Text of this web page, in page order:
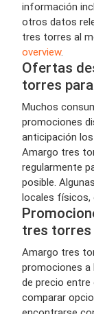
información
otros datos
tres torres al
overview.
Ofertas
torres
Muchos
promociones
anticipación
Amargo tres
regularmente
posible.
locales físicos,
tres torres
Amargo tres
promociones a
de precio
comparar